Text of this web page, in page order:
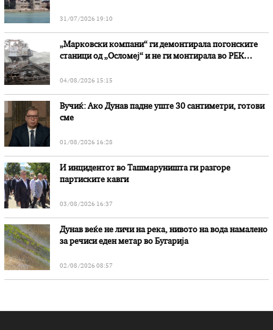
31/07/2026 19:10
„Марковски компани“ ги демонтирала погонските
станици од „Осломеј“ и не ги монтирала во РЕК
04/08/2026 15:15
Вучиќ: Ако Дунав падне уште 30 сантиметри, готови
сме
01/08/2026 16:28
И инцидентот во Ташмаруништa ги разгоре
партиските кавги
03/08/2026 16:37
Дунав веќе не личи на река, нивото на вода намалено
за речиси еден метар во Бугарија
02/08/2026 08:57